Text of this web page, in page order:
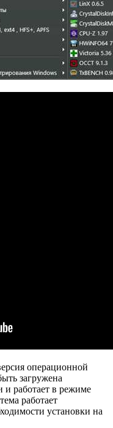
операционной
загружена
и работает в режиме
работает
установки на